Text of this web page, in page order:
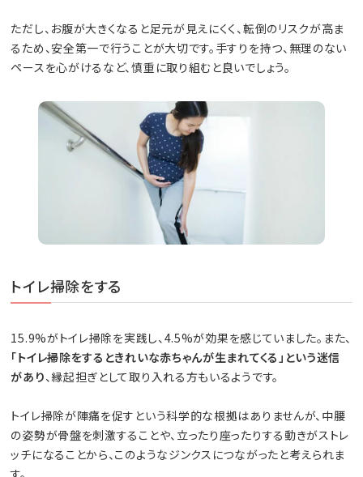
ただし、お腹が大きくなると足元が見えにくく、転倒のリスクが高ま
るため、安全第一で行うことが大切です。手すりを持つ、無理のない
ペースを心がけるなど、慎重に取り組むと良いでしょう。
トイレ掃除をする
15.9%がトイレ掃除を実践し、4.5%が効果を感じていました。また、
「トイレ掃除をするときれいな赤ちゃんが生まれてくる」という迷信
があり、縁起担ぎとして取り入れる方もいるようです。
トイレ掃除が陣痛を促すという科学的な根拠はありませんが、中腰
の姿勢が骨盤を刺激することや、立ったり座ったりする動きがストレ
ッチになることから、このようなジンクスにつながったと考えられま
す。